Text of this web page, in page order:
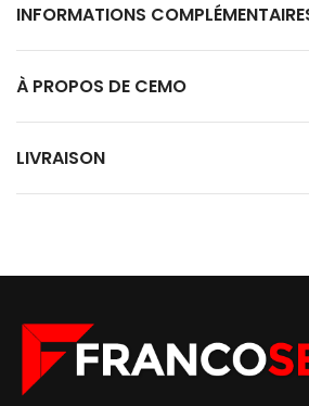
INFORMATIONS
À PROPOS DE CEMO
LIVRAISON